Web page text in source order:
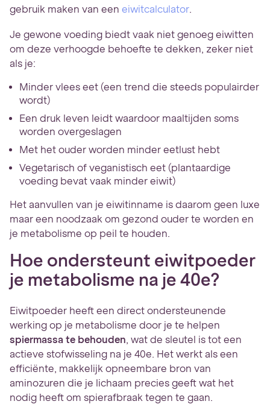
gebruik maken van een eiwitcalculator.
Je gewone voeding biedt vaak niet genoeg eiwitten
om deze verhoogde behoefte te dekken, zeker niet
als je:
Minder vlees eet (een trend die steeds populairder
wordt)
Een druk leven leidt waardoor maaltijden soms
worden overgeslagen
Met het ouder worden minder eetlust hebt
Vegetarisch of veganistisch eet (plantaardige
voeding bevat vaak minder eiwit)
Het aanvullen van je eiwitinname is daarom geen luxe
maar een noodzaak om gezond ouder te worden en
je metabolisme op peil te houden.
Hoe ondersteunt eiwitpoeder
je metabolisme na je 40e?
Eiwitpoeder heeft een direct ondersteunende
werking op je metabolisme door je te helpen
spiermassa te behouden, wat de sleutel is tot een
actieve stofwisseling na je 40e. Het werkt als een
efficiënte, makkelijk opneembare bron van
aminozuren die je lichaam precies geeft wat het
nodig heeft om spierafbraak tegen te gaan.